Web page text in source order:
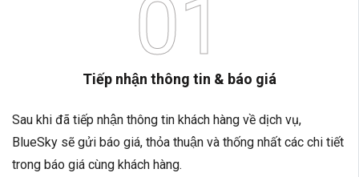
01
Tiếp nhận thông tin & báo giá
Sau khi đã tiếp nhận thông tin khách hàng về dịch vụ,
BlueSky sẽ gửi báo giá, thỏa thuận và thống nhất các chi tiết
trong báo giá cùng khách hàng.